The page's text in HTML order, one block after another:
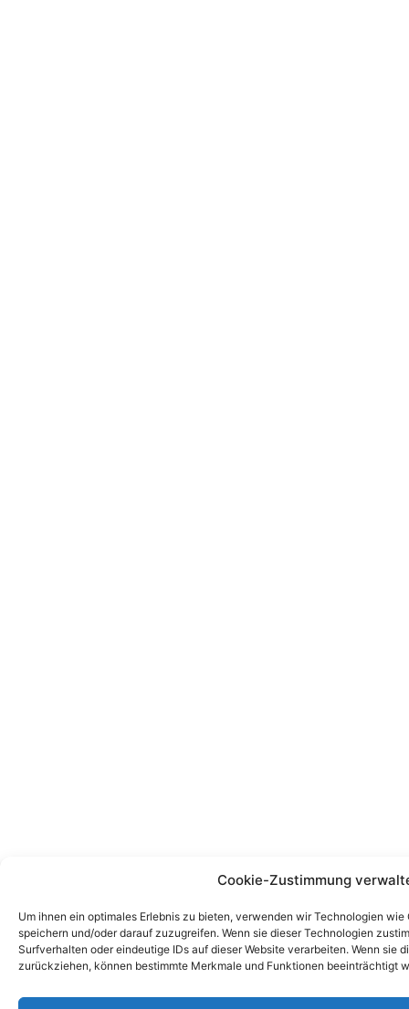
Cookie-Zustimmung
Um ihnen ein optimales Erlebnis zu bieten, verwenden wir Technologien
speichern und/oder darauf zuzugreifen. Wenn sie dieser Technologien
Surfverhalten oder eindeutige IDs auf dieser Website verarbeiten. Wenn sie
zurückziehen, können bestimmte Merkmale und Funktionen beeinträchtigt